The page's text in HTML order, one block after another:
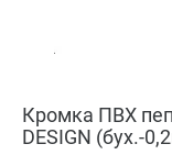
Кромка ПВХ
DESIGN (бух.-